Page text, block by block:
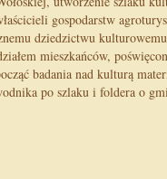
gospodarstw
dziedzictwu
mieszkańców,
badania nad kulturą
po szlaku i foldera o